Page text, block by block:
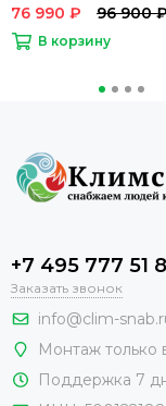
76 990 ₽ 96 900
В корзину
+7 495 777 51
Заказать звонок
info@clim-
Монтаж только
Поддержка 7